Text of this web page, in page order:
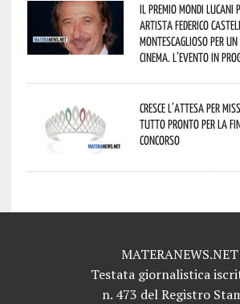
Il Premio Mondi
artista Federico
Montescaglioso per
cinema. L’evento in
Cresce l’attesa per
tutto pronto per la
concorso
MATERANEWS.NET
Testata giornalistica
n. 473 del Registro